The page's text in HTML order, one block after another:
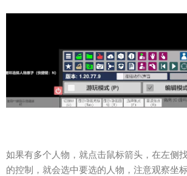
如果有多个人物，就点击鼠标箭头，在左侧
的控制，就会选中要选的人物，注意观察坐